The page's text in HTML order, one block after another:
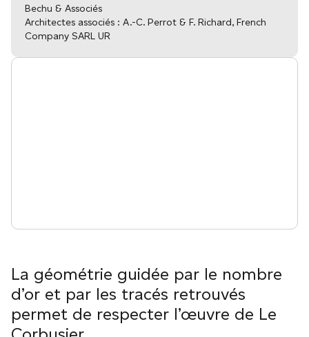
Bechu & Associés
Architectes associés : A.-C. Perrot & F. Richard, French
Company SARL UR
La géométrie guidée par le nombre
d’or et par les tracés retrouvés
permet de respecter l’œuvre de Le